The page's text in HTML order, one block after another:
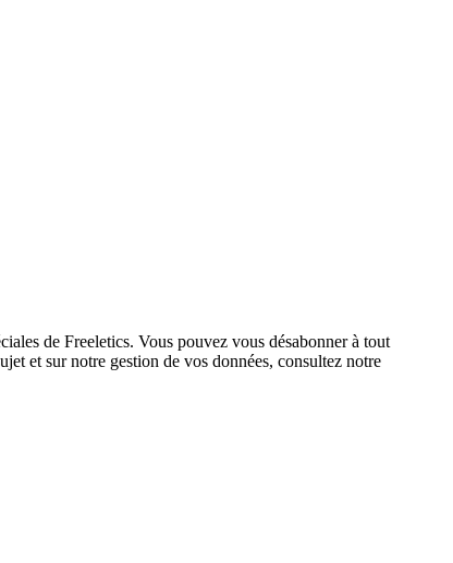
de Freeletics. Vous pouvez vous désabonner à tout
et sur notre gestion de vos données, consultez notre